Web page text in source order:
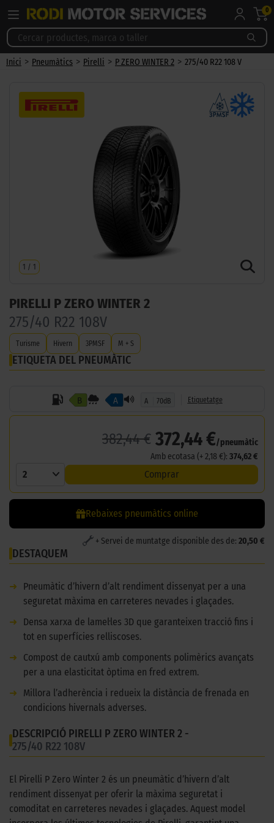
0
Inici > Pneumàtics > Pirelli > P ZERO WINTER 2 > 275/40 R22 108 V
1 / 1
PIRELLI P ZERO WINTER 2
275/40 R22 108V
Turisme Hivern 3PMSF M + S
ETIQUETA DEL PNEUMÀTIC
B A A 70dB Etiquetatge
382,44 € 372,44 €/pneumàtic
Amb ecotasa (+ 2,18 €): 374,62 €
2 Comprar
Rebaixes pneumàtics online
+ Servei de muntatge disponible des de: 20,50 €
DESTAQUEM
➜
Pneumàtic d’hivern d’alt rendiment dissenyat per a una
seguretat màxima en carreteres nevades i glaçades.
➜
Densa xarxa de lamel·les 3D que garanteixen tracció fins i
tot en superfícies relliscoses.
➜
Compost de cautxú amb components polimèrics avançats
per a una elasticitat òptima en fred extrem.
➜
Millora l’adherència i redueix la distància de frenada en
condicions hivernals adverses.
DESCRIPCIÓ PIRELLI P ZERO WINTER 2 -
275/40 R22 108V
El Pirelli P Zero Winter 2 és un pneumàtic d’hivern d’alt
rendiment dissenyat per oferir la màxima seguretat i
comoditat en carreteres nevades i glaçades. Aquest model